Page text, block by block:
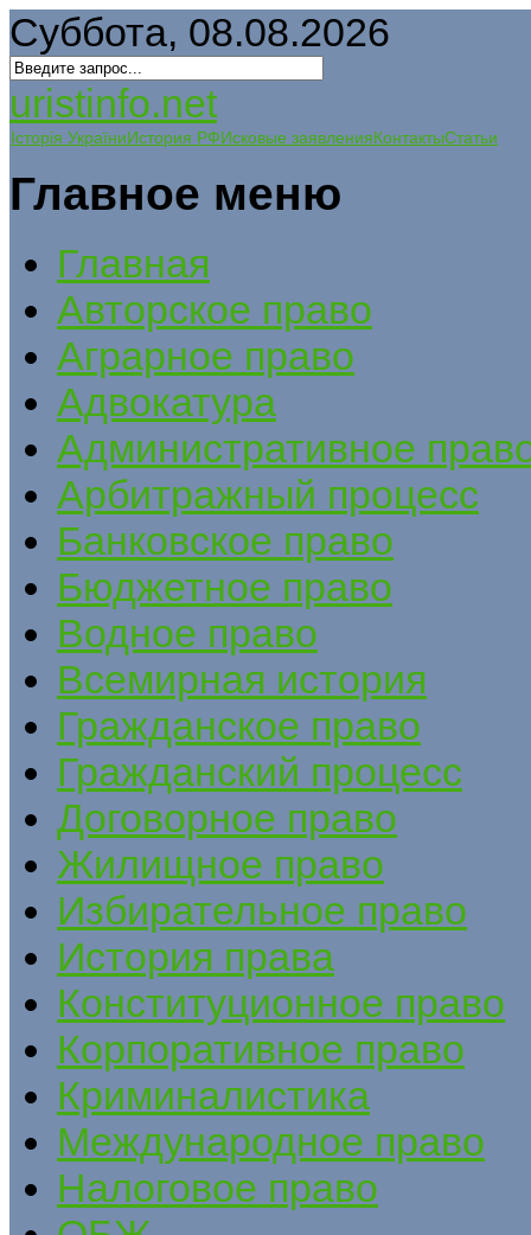
Суббота, 08.08.2026
uristinfo.net
Історія УкраїниИстория РФИсковые заявленияКонтактыСтатьи
Главное меню
Главная
Авторское право
Аграрное право
Адвокатура
Административное
Арбитражный процесс
Банковское право
Бюджетное право
Водное право
Всемирная история
Гражданское право
Гражданский процесс
Договорное право
Жилищное право
Избирательное право
История права
Конституционное право
Корпоративное право
Криминалистика
Международное право
Налоговое право